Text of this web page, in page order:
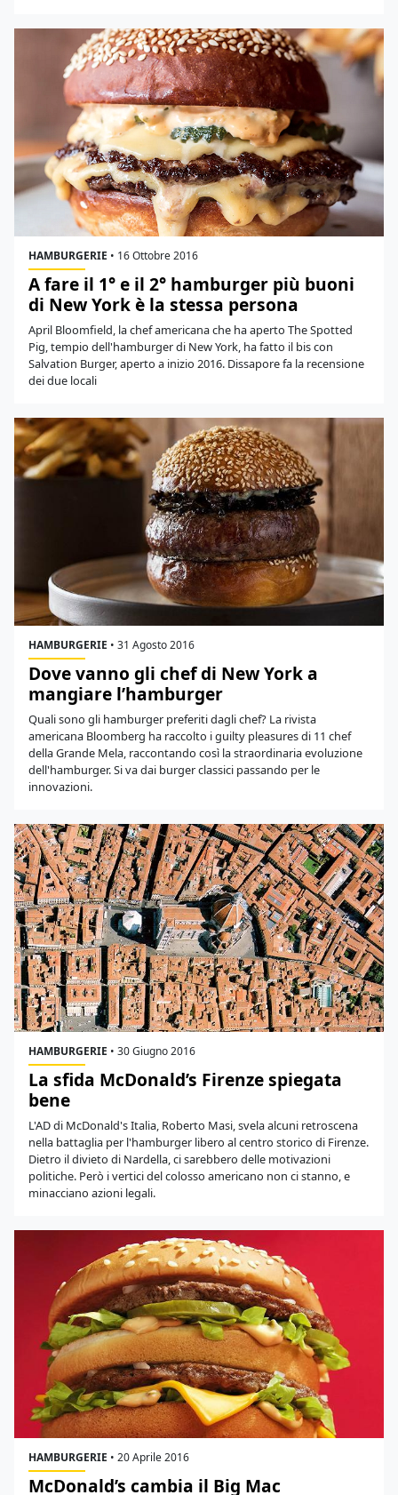
HAMBURGERIE • 16 Ottobre 2016
A fare il 1° e il 2° hamburger più buoni
di New York è la stessa persona
April Bloomfield, la chef americana che ha aperto The Spotted
Pig, tempio dell'hamburger di New York, ha fatto il bis con
Salvation Burger, aperto a inizio 2016. Dissapore fa la recensione
dei due locali
HAMBURGERIE • 31 Agosto 2016
Dove vanno gli chef di New York a
mangiare l’hamburger
Quali sono gli hamburger preferiti dagli chef? La rivista
americana Bloomberg ha raccolto i guilty pleasures di 11 chef
della Grande Mela, raccontando così la straordinaria evoluzione
dell'hamburger. Si va dai burger classici passando per le
innovazioni.
HAMBURGERIE • 30 Giugno 2016
La sfida McDonald’s Firenze spiegata
bene
L'AD di McDonald's Italia, Roberto Masi, svela alcuni retroscena
nella battaglia per l'hamburger libero al centro storico di Firenze.
Dietro il divieto di Nardella, ci sarebbero delle motivazioni
politiche. Però i vertici del colosso americano non ci stanno, e
minacciano azioni legali.
HAMBURGERIE • 20 Aprile 2016
McDonald’s cambia il Big Mac